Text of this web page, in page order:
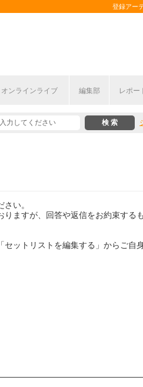
登録アー
オンラインライブ 編集部 レポー
い。
ますが、回答や返信をお約束する
ットリストを編集する」からご自